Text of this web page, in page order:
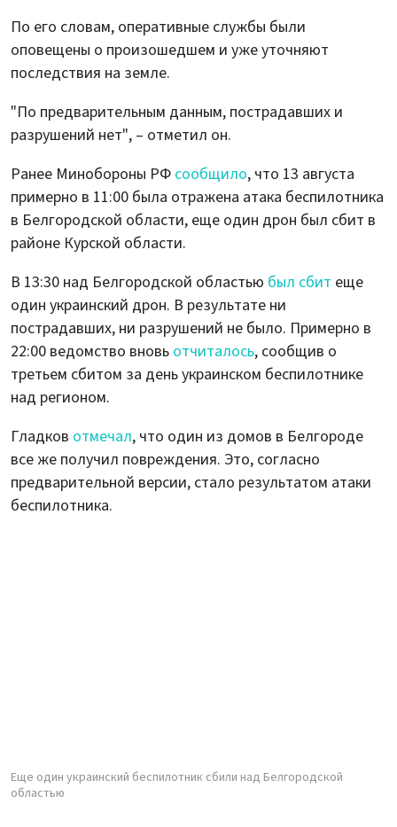
По его словам, оперативные службы были
оповещены о произошедшем и уже уточняют
последствия на земле.
"По предварительным данным, пострадавших и
разрушений нет", – отметил он.
Ранее Минобороны РФ сообщило, что 13 августа
примерно в 11:00 была отражена атака беспилотника
в Белгородской области, еще один дрон был сбит в
районе Курской области.
В 13:30 над Белгородской областью был сбит еще
один украинский дрон. В результате ни
пострадавших, ни разрушений не было. Примерно в
22:00 ведомство вновь отчиталось, сообщив о
третьем сбитом за день украинском беспилотнике
над регионом.
Гладков отмечал, что один из домов в Белгороде
все же получил повреждения. Это, согласно
предварительной версии, стало результатом атаки
беспилотника.
Еще один украинский беспилотник сбили над Белгородской
областью